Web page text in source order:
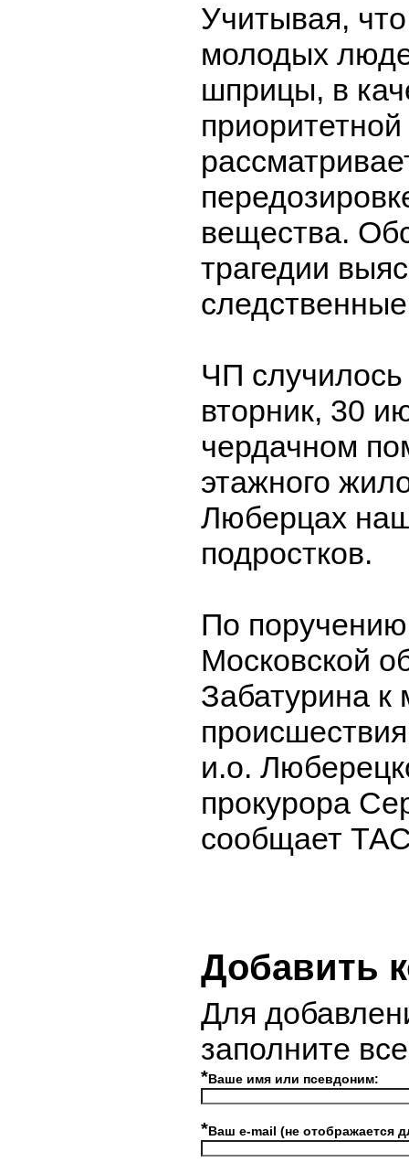
Учитывая,
молодых
шприцы, в
вещества.
трагедии
ЧП
вторник, 30
чердачном
этажного
Люберцах
подростков.
По
Московской
Забатурина к
и.о.
прокурора
сообщает
Добавить
Для
заполните
*Ваше имя или псевдоним:
*Ваш e-mail (не отображается